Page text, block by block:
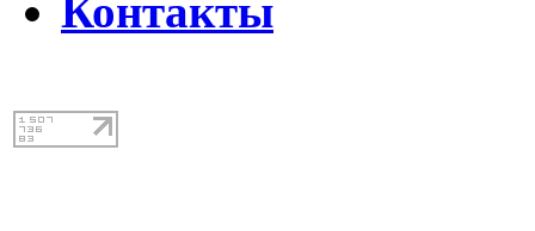
Контакты